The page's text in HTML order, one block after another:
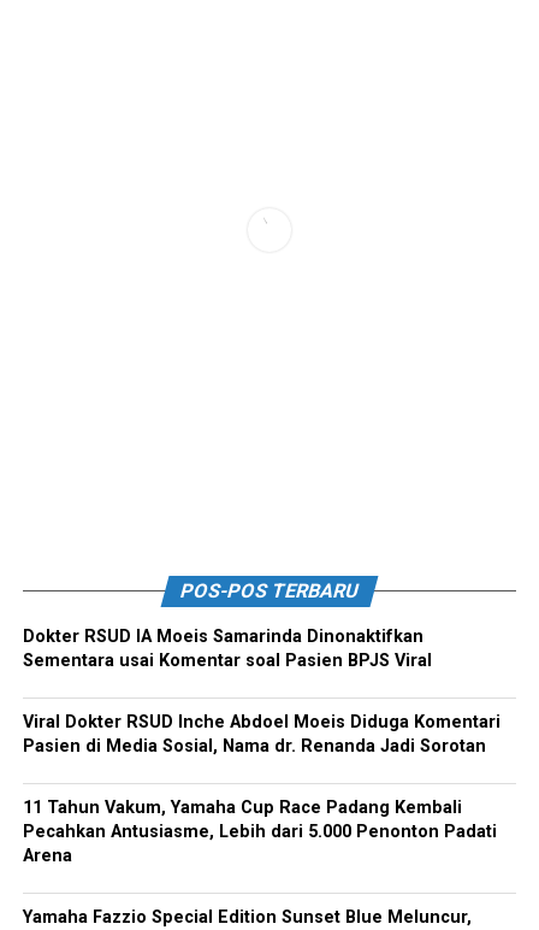
POS-POS TERBARU
Dokter RSUD IA Moeis Samarinda Dinonaktifkan
Sementara usai Komentar soal Pasien BPJS Viral
Viral Dokter RSUD Inche Abdoel Moeis Diduga Komentari
Pasien di Media Sosial, Nama dr. Renanda Jadi Sorotan
11 Tahun Vakum, Yamaha Cup Race Padang Kembali
Pecahkan Antusiasme, Lebih dari 5.000 Penonton Padati
Arena
Yamaha Fazzio Special Edition Sunset Blue Meluncur,